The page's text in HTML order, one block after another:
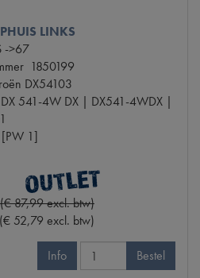
LINKS
->67
1850199
DX54103
DX 541-4W DX | DX541-4WDX |
[PW 1]
87,99 excl. btw)
(€ 52,79 excl. btw)
Info Bestel